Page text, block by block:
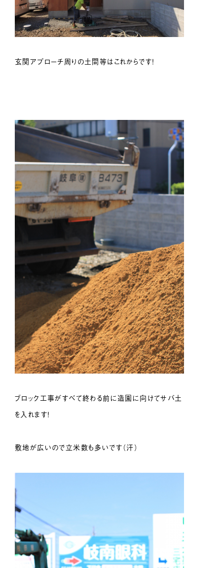
玄関アプローチ周りの土間等はこれからです！
ブロック工事がすべて終わる前に造園に向けてサバ土
を入れます！
敷地が広いので立米数も多いです（汗）